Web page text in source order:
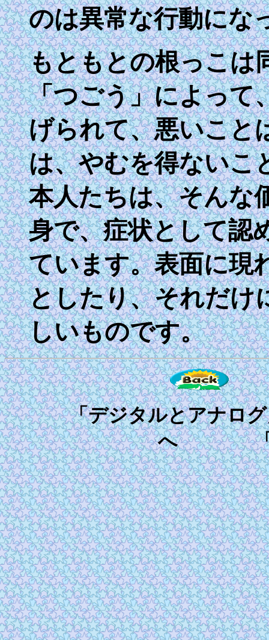
のは異常な行動にな
もともとの根っこは
「つごう」によって
げられて、悪いこと
は、やむを得ないこ
本人たちは、そんな
身で、症状として認
ています。表面に現
としたり、それだけ
しいものです。
「デジタルとアナ
へ 「二